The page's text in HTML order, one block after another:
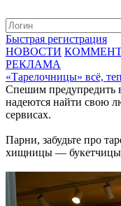
Быстрая регистрация
НОВОСТИ
РЕКЛАМА
«Тарелочницы» всё,
Спешим предупредить
надеются найти свою
сервисах.
Парни, забудьте про
хищницы —